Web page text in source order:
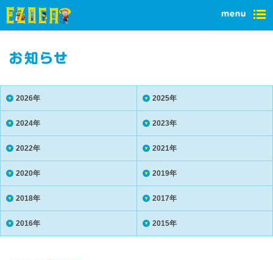
2026年 2025年
2024年 2023年
2022年 2021年
2020年 2019年
2018年 2017年
2016年 2015年